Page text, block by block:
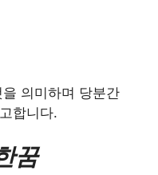
의미하며 당분간
합니다.
꿈